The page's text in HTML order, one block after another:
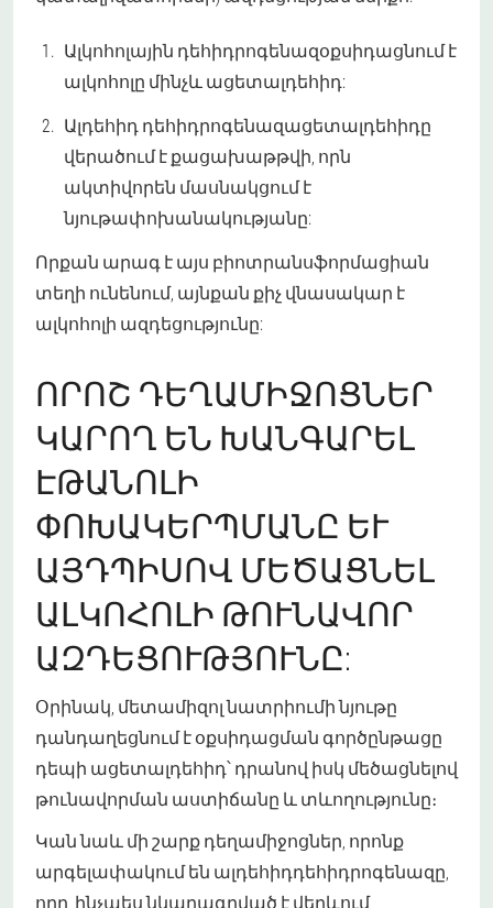
Ալկոհոլային դեհիդրոգենազօքսիդացնում է
ալկոհոլը մինչև ացետալդեհիդ:
Ալդեհիդ դեհիդրոգենազացետալդեհիդը
վերածում է քացախաթթվի, որն
ակտիվորեն մասնակցում է
նյութափոխանակությանը:
Որքան արագ է այս բիոտրանսֆորմացիան
տեղի ունենում, այնքան քիչ վնասակար է
ալկոհոլի ազդեցությունը:
ՈՐՈՇ ԴԵՂԱՄԻՋՈՑՆԵՐ
ԿԱՐՈՂ ԵՆ ԽԱՆԳԱՐԵԼ
ԷԹԱՆՈԼԻ
ՓՈԽԱԿԵՐՊՄԱՆԸ ԵՒ Ա
ՅԴՊԻՍՈՎ ՄԵԾԱՑՆԵԼ Ա
ԼԿՈՀՈԼԻ ԹՈՒՆԱՎՈՐ Ա
ԶԴԵՑՈՒԹՅՈՒՆԸ:
Օրինակ, մետամիզոլ նատրիումի նյութը
դանդաղեցնում է օքսիդացման գործընթացը
դեպի ացետալդեհիդ՝ դրանով իսկ մեծացնելով
թունավորման աստիճանը և տևողությունը։
Կան նաև մի շարք դեղամիջոցներ, որոնք
արգելափակում են ալդեհիդդեհիդրոգենազը,
որը, ինչպես նկարագրված է վերևում,